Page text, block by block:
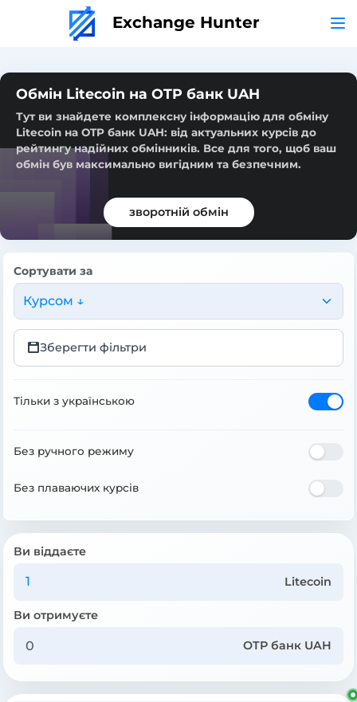
Exchange Hunter
Обмін Litecoin на OTP банк UAH
Тут ви знайдете комплексну інформацію для обміну
Litecoin на OTP банк UAH: від актуальних курсів до
рейтингу надійних обмінників. Все для того, щоб ваш
обмін був максимально вигідним та безпечним.
зворотній обмін
Сортувати за
Курсом ↓
Зберегти фільтри
Тільки з українською
Без ручного режиму
Без плаваючих курсів
Ви віддаєте
Litecoin
Ви отримуєте
OTP банк UAH